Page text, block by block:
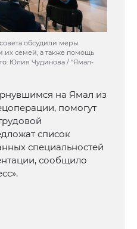
обсудили меры
их семей, а также помощь
Юлия Чудинова / "Ямал-
на Ямал из
помогут
список
специальностей
сообщило